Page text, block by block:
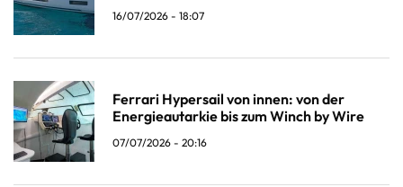
16/07/2026 - 18:07
Ferrari Hypersail von innen: von der
Energieautarkie bis zum Winch by Wire
07/07/2026 - 20:16